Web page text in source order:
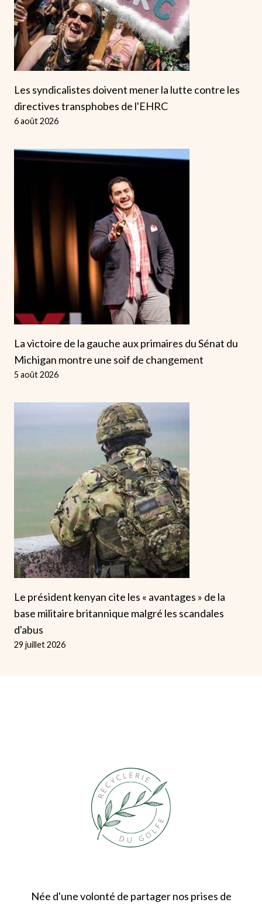
Les syndicalistes doivent mener la lutte contre les
directives transphobes de l'EHRC
6 août 2026
La victoire de la gauche aux primaires du Sénat du
Michigan montre une soif de changement
5 août 2026
Le président kenyan cite les « avantages » de la
base militaire britannique malgré les scandales
d'abus
29 juillet 2026
Née d'une volonté de partager nos prises de